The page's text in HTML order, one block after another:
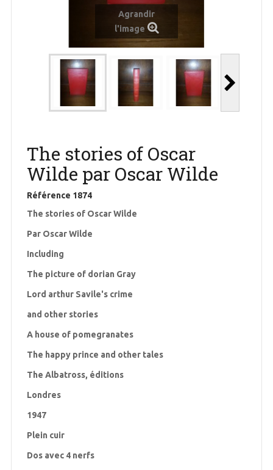
Agrandir
l'image
The stories of Oscar
Wilde par Oscar Wilde
Référence 1874
The stories of Oscar Wilde
Par Oscar Wilde
Including
The picture of dorian Gray
Lord arthur Savile's crime
and other stories
A house of pomegranates
The happy prince and other tales
The Albatross, éditions
Londres
1947
Plein cuir
Dos avec 4 nerfs